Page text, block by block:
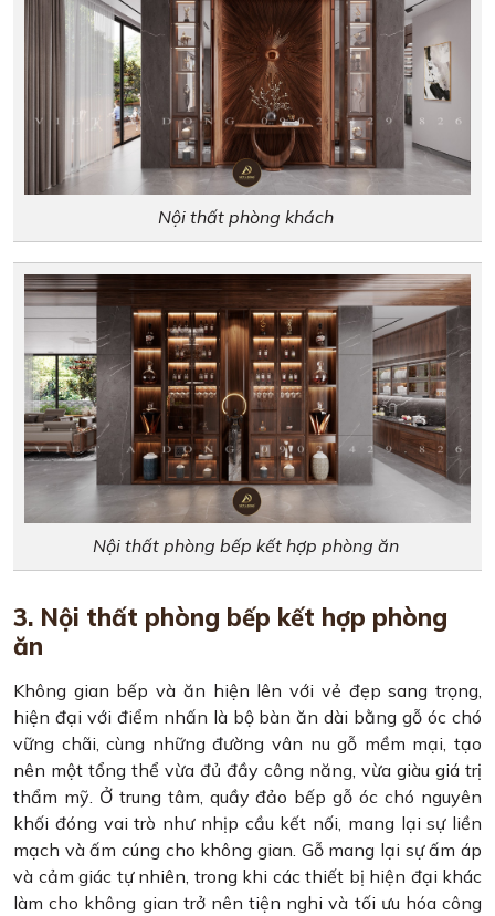
Nội thất phòng khách ​​​​​​
Nội thất phòng bếp kết hợp phòng ăn
3. Nội thất phòng bếp kết hợp phòng
ăn
Không gian bếp và ăn hiện lên với vẻ đẹp sang trọng,
hiện đại với điểm nhấn là bộ bàn ăn dài bằng gỗ óc chó
vững chãi, cùng những đường vân nu gỗ mềm mại, tạo
nên một tổng thể vừa đủ đầy công năng, vừa giàu giá trị
thẩm mỹ. Ở trung tâm, quầy đảo bếp gỗ óc chó nguyên
khối đóng vai trò như nhịp cầu kết nối, mang lại sự liền
mạch và ấm cúng cho không gian. Gỗ mang lại sự ấm áp
và cảm giác tự nhiên, trong khi các thiết bị hiện đại khác
làm cho không gian trở nên tiện nghi và tối ưu hóa công